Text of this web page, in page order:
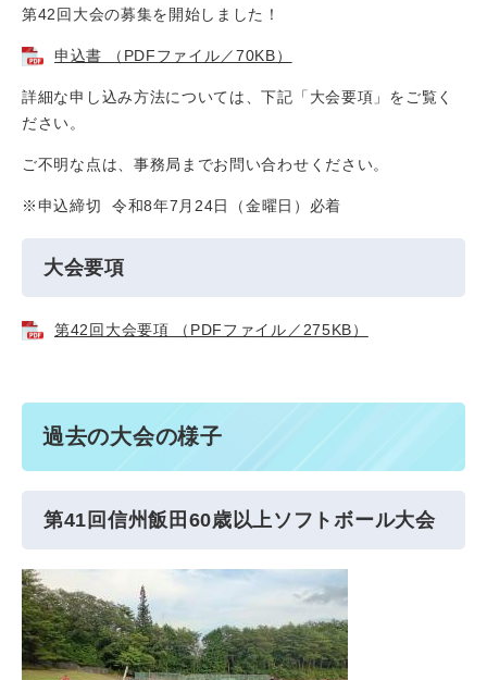
第42回大会の募集を開始しました！
申込書 （PDFファイル／70KB）
詳細な申し込み方法については、下記「大会要項」をご覧く
ださい。
ご不明な点は、事務局までお問い合わせください。
※申込締切 令和8年7月24日（金曜日）必着
大会要項
第42回大会要項 （PDFファイル／275KB）
過去の大会の様子
第41回信州飯田60歳以上ソフトボール大会